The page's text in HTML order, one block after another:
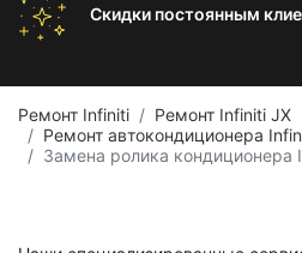
Скидки постоянным
Ремонт Infiniti
Ремонт Infiniti JX
Ремонт автокондиционера
Замена ролика кондиционера